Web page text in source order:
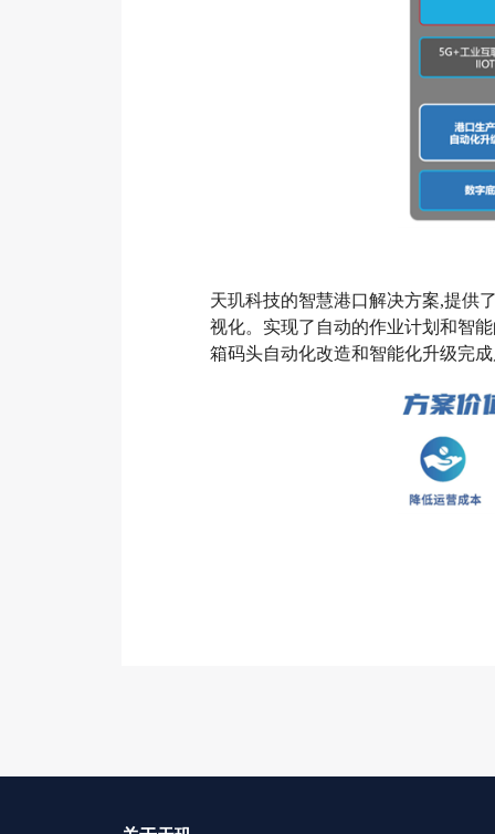
天玑科技的智慧港口解决方案,提供
视化。实现了自动的作业计划和智
箱码头自动化改造和智能化升级完